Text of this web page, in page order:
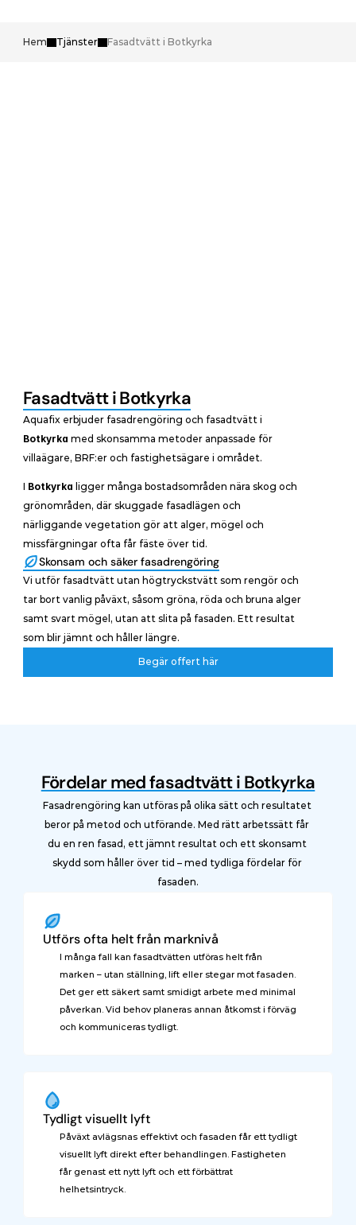
Hem Tjänster Fasadtvätt i Botkyrka
Fasadtvätt i Botkyrka
Botkyrka med skonsamma metoder anpassade för
villaägare, BRF:er och fastighetsägare i området.
I Botkyrka ligger många bostadsområden nära skog och
grönområden, där skuggade fasadlägen och
närliggande vegetation gör att alger, mögel och
missfärgningar ofta får fäste över tid.
Skonsam och säker fasadrengöring
Vi utför fasadtvätt utan högtryckstvätt som rengör och
tar bort vanlig påväxt, såsom gröna, röda och bruna alger
samt svart mögel, utan att slita på fasaden. Ett resultat
som blir jämnt och håller längre.
Begär offert här
Fördelar med fasadtvätt i Botkyrka
Fasadrengöring kan utföras på olika sätt och resultatet
beror på metod och utförande. Med rätt arbetssätt får
du en ren fasad, ett jämnt resultat och ett skonsamt
skydd som håller över tid – med tydliga fördelar för
fasaden.
Utförs ofta helt från marknivå
I många fall kan fasadtvätten utföras helt från
marken – utan ställning, lift eller stegar mot fasaden.
Det ger ett säkert samt smidigt arbete med minimal
påverkan. Vid behov planeras annan åtkomst i förväg
och kommuniceras tydligt.
Tydligt visuellt lyft
Påväxt avlägsnas effektivt och fasaden får ett tydligt
visuellt lyft direkt efter behandlingen. Fastigheten
får genast ett nytt lyft och ett förbättrat
helhetsintryck.